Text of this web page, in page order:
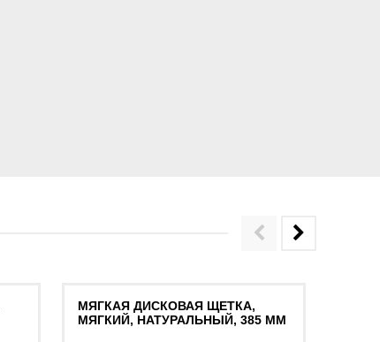
МЯГКАЯ ДИСКОВАЯ ЩЕТКА,
МЯГКИЙ, НАТУРАЛЬНЫЙ, 385 MM